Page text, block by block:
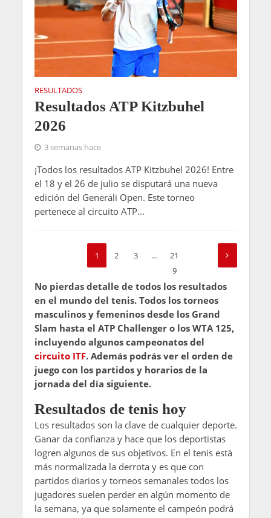
RESULTADOS
Resultados ATP Kitzbuhel
2026
3 semanas hace
¡Todos los resultados ATP Kitzbuhel 2026! Entre
el 18 y el 26 de julio se disputará una nueva
edición del Generali Open. Este torneo
pertenece al circuito ATP...
1 2 3 …
21
9
No pierdas detalle de todos los resultados
en el mundo del tenis. Todos los torneos
masculinos y femeninos desde los Grand
Slam hasta el ATP Challenger o los WTA 125,
incluyendo algunos campeonatos del
circuito ITF. Además podrás ver el orden de
juego con los partidos y horarios de la
jornada del día siguiente.
Resultados de tenis hoy
Los resultados son la clave de cualquier deporte.
Ganar da confianza y hace que los deportistas
logren algunos de sus objetivos. En el tenis está
más normalizada la derrota y es que con
partidos diarios y torneos semanales todos los
jugadores suelen perder en algún momento de
la semana, ya que solamente el campeón podrá